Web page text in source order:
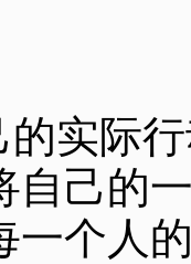
实际
自己的
一个人